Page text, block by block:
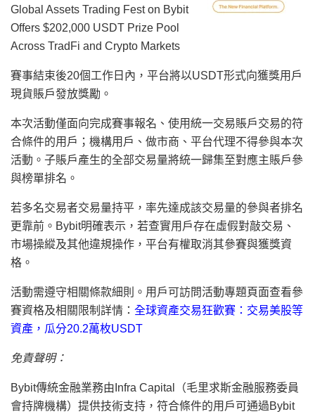
Global Assets Trading Fest on Bybit
Offers $202,000 USDT Prize Pool
Across TradFi and Crypto Markets
賽事結束後20個工作日內，平台將以USDT形式向獲獎用戶
現貨賬戶發放獎勵。
本次活動僅面向完成賽事報名、使用統一交易賬戶交易的符
合條件的用戶；機構用戶、做市商、平台代理不得參與本次
活動。子賬戶產生的全部交易量將統一歸集至對應主賬戶參
與榜單排名。
若多名交易者交易量持平，率先達成該交易量的參與者排名
更靠前。Bybit明確表示，若查實用戶存在虛假對敲交易、
市場操縱及其他違規操作，平台有權取消其參賽與獲獎資
格。
活動需遵守相關條款細則。用戶可訪問活動專題頁面查看參
賽資格及相關限制詳情： 全球資產交易狂歡賽：交易美股等
資產，瓜分20.2萬枚USDT
免責聲明：
Bybit傳統金融業務由Infra Capital（毛里求斯金融服務委員
會持牌機構）提供技術支持，符合條件的用戶可通過Bybit